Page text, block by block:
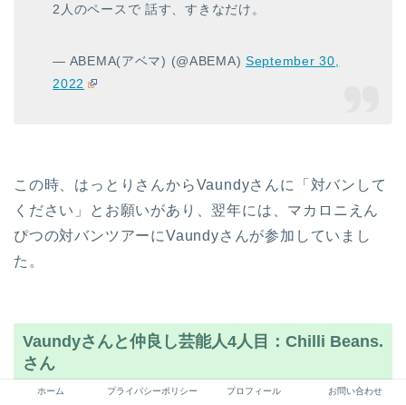
2人のペースで 話す、すきなだけ。
— ABEMA(アベマ) (@ABEMA)September 30,
2022
この時、はっとりさんからVaundyさんに「 対バンして
ください 」とお願いがあり、翌年には、マカロニえん
ぴつの対バンツアーにVaundyさんが参加していまし
た。
Vaundyさんと仲良し芸能人4人目：Chilli Beans.
さん
ホーム プライバシーポリシー プロフィール お問い合わせ